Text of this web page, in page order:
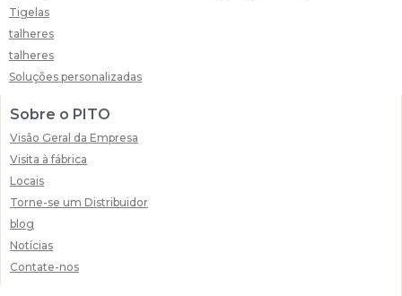
Tigelas
talheres
talheres
Soluções personalizadas
Sobre o PITO
Visão Geral da Empresa
Visita à fábrica
Locais
Torne-se um Distribuidor
blog
Notícias
Contate-nos